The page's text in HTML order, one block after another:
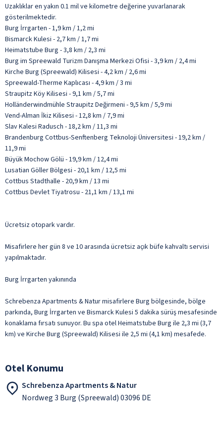
Uzaklıklar en yakın 0.1 mil ve kilometre değerine yuvarlanarak
gösterilmektedir.
Burg İrrgarten - 1,9 km / 1,2 mi
Bismarck Kulesi - 2,7 km / 1,7 mi
Heimatstube Burg - 3,8 km / 2,3 mi
Burg im Spreewald Turizm Danışma Merkezi Ofisi - 3,9 km / 2,4 mi
Kirche Burg (Spreewald) Kilisesi - 4,2 km / 2,6 mi
Spreewald-Therme Kaplıcası - 4,9 km / 3 mi
Straupitz Köy Kilisesi - 9,1 km / 5,7 mi
Holländerwindmühle Straupitz Değirmeni - 9,5 km / 5,9 mi
Vend-Alman İkiz Kilisesi - 12,8 km / 7,9 mi
Slav Kalesi Radusch - 18,2 km / 11,3 mi
Brandenburg Cottbus-Senftenberg Teknoloji Üniversitesi - 19,2 km /
11,9 mi
Büyük Mochow Gölü - 19,9 km / 12,4 mi
Lusatian Göller Bölgesi - 20,1 km / 12,5 mi
Cottbus Stadthalle - 20,9 km / 13 mi
Cottbus Devlet Tiyatrosu - 21,1 km / 13,1 mi
Ücretsiz otopark vardır.
Misafirlere her gün 8 ve 10 arasında ücretsiz açık büfe kahvaltı servisi
yapılmaktadır.
Burg İrrgarten yakınında
Schrebenza Apartments & Natur misafirlere Burg bölgesinde, bölge
parkında, Burg İrrgarten ve Bismarck Kulesi 5 dakika sürüş mesafesinde
konaklama fırsatı sunuyor. Bu spa otel Heimatstube Burg ile 2,3 mi (3,7
km) ve Kirche Burg (Spreewald) Kilisesi ile 2,5 mi (4,1 km) mesafede.
Otel Konumu
Schrebenza Apartments & Natur
Nordweg 3 Burg (Spreewald) 03096 DE